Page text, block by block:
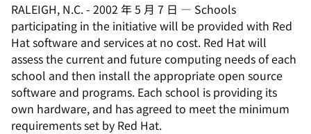
RALEIGH, N.C.- 2002 年 5 月 7 日 — Schools
participating in the initiative will be provided with Red
Hat software and services at no cost. Red Hat will
assess the current and future computing needs of each
school and then install the appropriate open source
software and programs. Each school is providing its
own hardware, and has agreed to meet the minimum
requirements set by Red Hat.